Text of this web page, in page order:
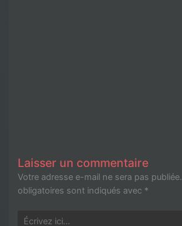
Laisser un commentaire
Votre adresse e-mail ne sera pas publiée.
obligatoires sont indiqués avec *
Écrivez